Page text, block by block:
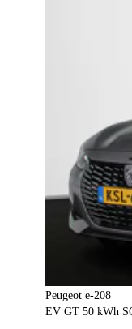
Peugeot e-208
EV GT 50 kWh